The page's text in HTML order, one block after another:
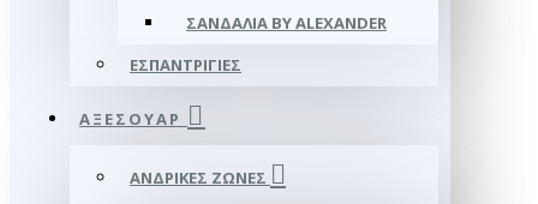
ΣΑΝΔΆΛΙΑ BY ALEXANDER
ΕΣΠΑΝΤΡΊΓΙΕΣ
ΑΞΕΣΟΥΑΡ
ΑΝΔΡΙΚΈΣ ΖΏΝΕΣ